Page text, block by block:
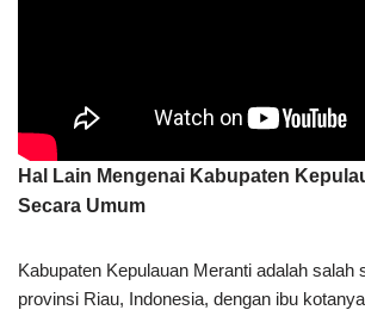
Hal Lain Mengenai Kabupaten
Secara Umum
Kabupaten Kepulauan Meranti adalah salah
provinsi Riau, Indonesia, dengan ibu